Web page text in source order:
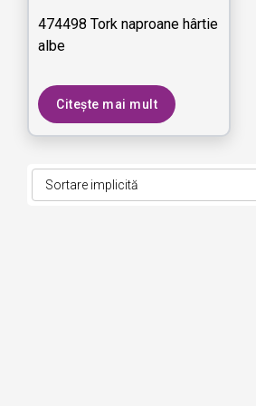
474498 Tork naproane hârtie
albe
Citește mai mult